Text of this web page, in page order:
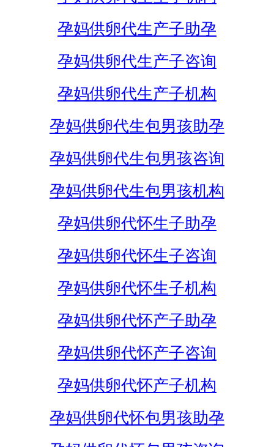
孕妈供卵代生产子助孕
孕妈供卵代生产子咨询
孕妈供卵代生产子机构
孕妈供卵代生包男孩助孕
孕妈供卵代生包男孩咨询
孕妈供卵代生包男孩机构
孕妈供卵代怀生子助孕
孕妈供卵代怀生子咨询
孕妈供卵代怀生子机构
孕妈供卵代怀产子助孕
孕妈供卵代怀产子咨询
孕妈供卵代怀产子机构
孕妈供卵代怀包男孩助孕